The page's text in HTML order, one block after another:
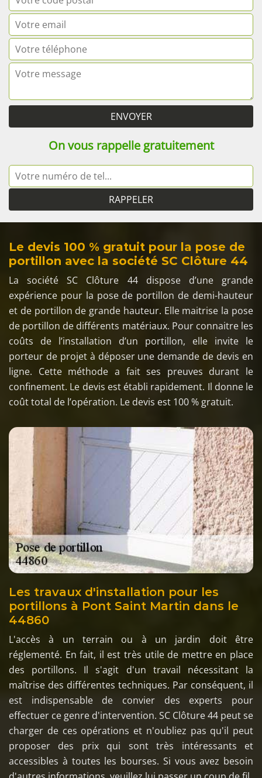
On vous rappelle gratuitement
Le devis 100 % gratuit pour la pose de
portillon avec la société SC Clôture 44
La société SC Clôture 44 dispose d’une grande
expérience pour la pose de portillon de demi-hauteur
et de portillon de grande hauteur. Elle maitrise la pose
de portillon de différents matériaux. Pour connaitre les
coûts de l’installation d’un portillon, elle invite le
porteur de projet à déposer une demande de devis en
ligne. Cette méthode a fait ses preuves durant le
confinement. Le devis est établi rapidement. Il donne le
coût total de l’opération. Le devis est 100 % gratuit.
Les travaux d'installation pour les
portillons à Pont Saint Martin dans le
44860
L'accès à un terrain ou à un jardin doit être
réglementé. En fait, il est très utile de mettre en place
des portillons. Il s'agit d'un travail nécessitant la
maîtrise des différentes techniques. Par conséquent, il
est indispensable de convier des experts pour
effectuer ce genre d'intervention. SC Clôture 44 peut se
charger de ces opérations et n'oubliez pas qu'il peut
proposer des prix qui sont très intéressants et
accessibles à toutes les bourses. Si vous avez besoin